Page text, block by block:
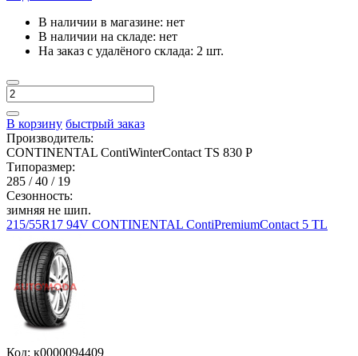
В наличии в магазине: нет
В наличии на складе: нет
На заказ с удалёного склада: 2 шт.
В корзину быстрый заказ
Производитель:
CONTINENTAL ContiWinterContact TS 830 P
Типоразмер:
285 / 40 / 19
Сезонность:
зимняя не шип.
215/55R17 94V CONTINENTAL ContiPremiumContact 5 TL
Код: к0000094409